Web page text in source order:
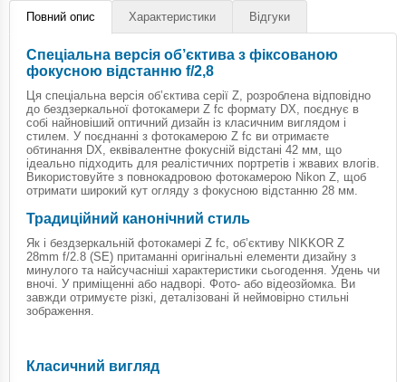
Повний опис Характеристики Відгуки
Спеціальна версія об’єктива з фіксованою
фокусною відстанню f/2,8
Ця спеціальна версія об’єктива серії Z, розроблена відповідно
до бездзеркальної фотокамери Z fc формату DX, поєднує в
собі найновіший оптичний дизайн із класичним виглядом і
стилем. У поєднанні з фотокамерою Z fc ви отримаєте
обтинання DX, еквівалентне фокусній відстані 42 мм, що
ідеально підходить для реалістичних портретів і жвавих влогів.
Використовуйте з повнокадровою фотокамерою Nikon Z, щоб
отримати широкий кут огляду з фокусною відстанню 28 мм.
Традиційний канонічний стиль
Як і бездзеркальній фотокамері Z fc, об’єктиву NIKKOR Z
28mm f/2.8 (SE) притаманні оригінальні елементи дизайну з
минулого та найсучасніші характеристики сьогодення. Удень чи
вночі. У приміщенні або надворі. Фото- або відеозйомка. Ви
завжди отримуєте різкі, деталізовані й неймовірно стильні
зображення.
Класичний вигляд